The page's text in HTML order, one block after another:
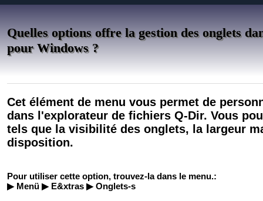
Quelles options offre la gestion des onglets
pour Windows ?
Cet élément de menu vous permet de
dans l'explorateur de fichiers Q-Dir. Vous
tels que la visibilité des onglets, la largeur
disposition.
Pour utiliser cette option, trouvez-la dans le menu.:
▶ Menü ▶ E&xtras ▶ Onglets-s